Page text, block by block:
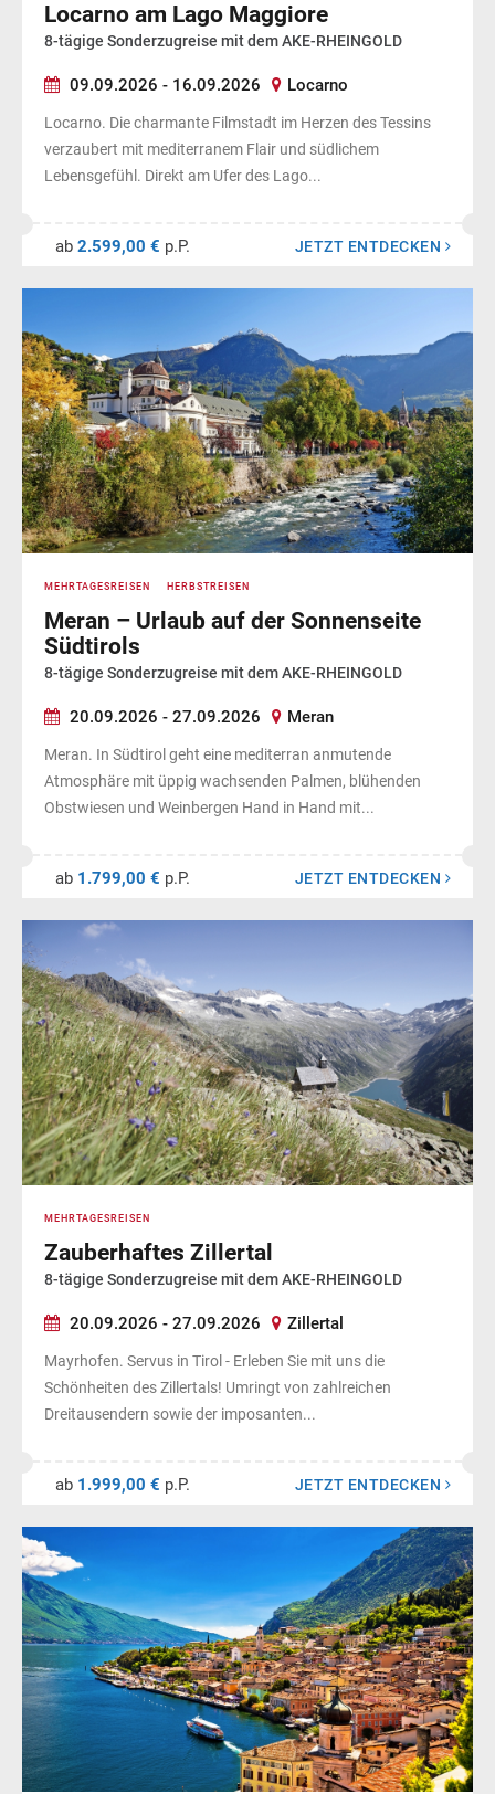
Locarno am Lago Maggiore
8-tägige Sonderzugreise mit dem AKE-RHEINGOLD
09.09.2026 - 16.09.2026 Locarno
Locarno. Die charmante Filmstadt im Herzen des Tessins
verzaubert mit mediterranem Flair und südlichem
Lebensgefühl. Direkt am Ufer des Lago...
ab 2.599,00 € p.P. JETZT ENTDECKEN
MEHRTAGESREISEN HERBSTREISEN
Meran – Urlaub auf der Sonnenseite
Südtirols
8-tägige Sonderzugreise mit dem AKE-RHEINGOLD
20.09.2026 - 27.09.2026 Meran
Meran. In Südtirol geht eine mediterran anmutende
Atmosphäre mit üppig wachsenden Palmen, blühenden
Obstwiesen und Weinbergen Hand in Hand mit...
ab 1.799,00 € p.P. JETZT ENTDECKEN
MEHRTAGESREISEN
Zauberhaftes Zillertal
8-tägige Sonderzugreise mit dem AKE-RHEINGOLD
20.09.2026 - 27.09.2026 Zillertal
Mayrhofen. Servus in Tirol - Erleben Sie mit uns die
Schönheiten des Zillertals! Umringt von zahlreichen
Dreitausendern sowie der imposanten...
ab 1.999,00 € p.P. JETZT ENTDECKEN